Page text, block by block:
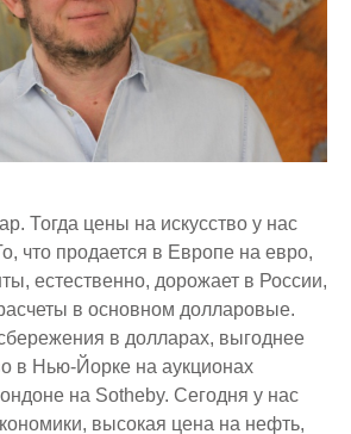
Тогда цены на искусство у нас
что продается в Европе на евро,
естественно, дорожает в России,
в основном долларовые.
в долларах, выгоднее
в Нью-Йорке на аукционах
на Sotheby. Сегодня у нас
высокая цена на нефть,